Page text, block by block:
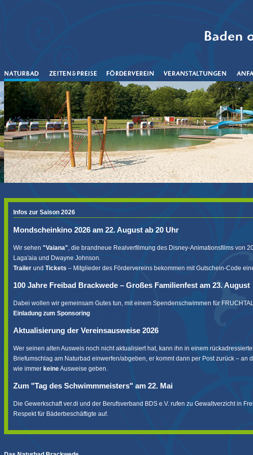
Infos zur Saison 2026
Mondscheinkino 2026 am 22. August ab 20 Uhr
Wir sehen "Vaiana", die brandneue Realverfilmung des Disney-Animationsfilms von
Laga'aia und Dwayne Johnson.
Trailer und Tickets – Mitglieder des Fördervereins bekommen mit Gutschein-Code
100 Jahre Freibad Brackwede – Großes Familienfest am 23. August
Dabei wollen wir gemeinsam Gutes tun, mit einem Spendenschwimmen für
Einladung zum Sponsoring
Aktualisierung der Vereinsausweise 2026
Wer seinen alten Ausweis noch nicht aktualisiert hat, kann ihn in einem
Briefumschlag am Naturbad einwerfen/abgeben, er kommt dann per Post zurück – an
wie immer keineAusweise geben.
Zum "Tag des Schwimmmeisters" am 22. Mai
Die Gewerkschaft ver.di und der Berufsverband BDS e.V. rufen zu Gewaltverzicht in
Respekt für Bäderbeschäftigte auf.